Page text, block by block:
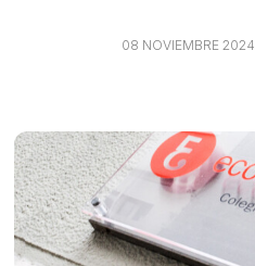
08 NOVIEMBRE 2024